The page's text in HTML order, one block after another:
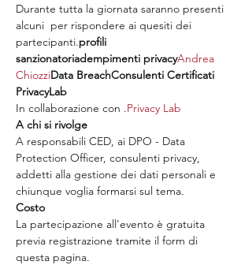
Durante tutta la giornata saranno presenti
alcuni per rispondere ai quesiti dei
partecipanti.profili
sanzionatoriadempimenti privacyAndrea
ChiozziData BreachConsulenti Certificati
PrivacyLab
In collaborazione con .Privacy Lab
A responsabili CED, ai DPO - Data
Protection Officer, consulenti privacy,
addetti alla gestione dei dati personali e
La partecipazione all'evento è gratuita
previa registrazione tramite il form di
questa pagina.